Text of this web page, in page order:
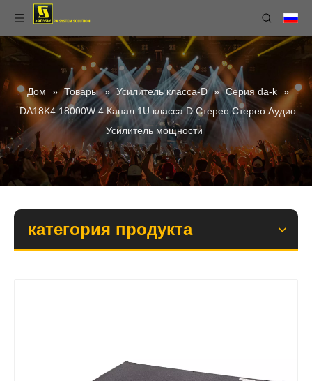
Дом » Товары » Усилитель класса-D » Серия da-k »
DA18K4 18000W 4 Канал 1U класса D Стерео Стерео Аудио
Усилитель мощности
категория продукта